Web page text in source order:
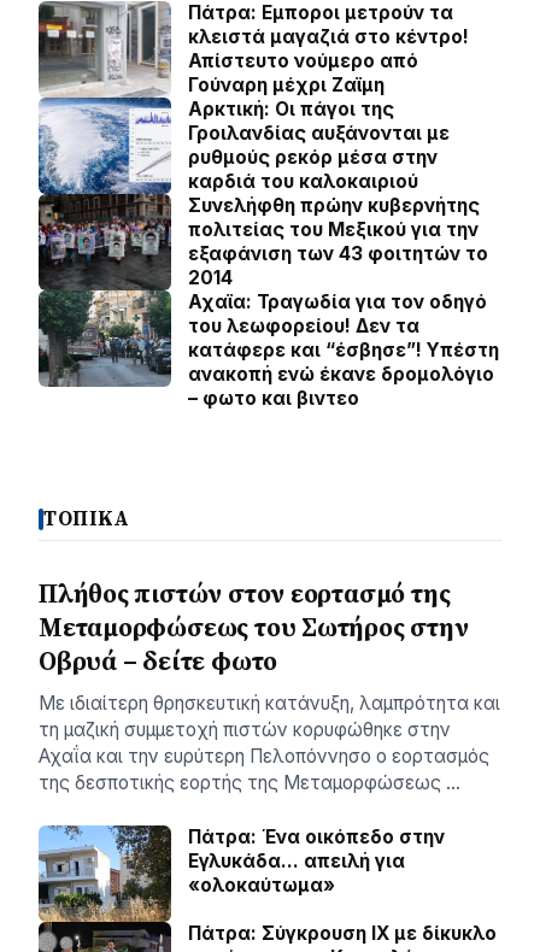
Πάτρα: Εμποροι μετρούν τα
κλειστά μαγαζιά στο κέντρο!
Απίστευτο νούμερο από
Γούναρη μέχρι Ζαϊμη
Αρκτική: Οι πάγοι της
Γροιλανδίας αυξάνονται με
ρυθμούς ρεκόρ μέσα στην
καρδιά του καλοκαιριού
Συνελήφθη πρώην κυβερνήτης
πολιτείας του Μεξικού για την
εξαφάνιση των 43 φοιτητών το
2014
Αχαϊα: Τραγωδία για τον οδηγό
του λεωφορείου! Δεν τα
κατάφερε και “έσβησε”! Υπέστη
ανακοπή ενώ έκανε δρομολόγιο
– φωτο και βιντεο
ΤΟΠΙΚΑ
Πλήθος πιστών στον εορτασμό της
Μεταμορφώσεως του Σωτήρος στην
Οβρυά – δείτε φωτο
Με ιδιαίτερη θρησκευτική κατάνυξη, λαμπρότητα και
τη μαζική συμμετοχή πιστών κορυφώθηκε στην
Αχαΐα και την ευρύτερη Πελοπόννησο ο εορτασμός
της δεσποτικής εορτής της Μεταμορφώσεως …
Πάτρα: Ένα οικόπεδο στην
Εγλυκάδα… απειλή για
«ολοκαύτωμα»
Πάτρα: Σύγκρουση ΙΧ με δίκυκλο